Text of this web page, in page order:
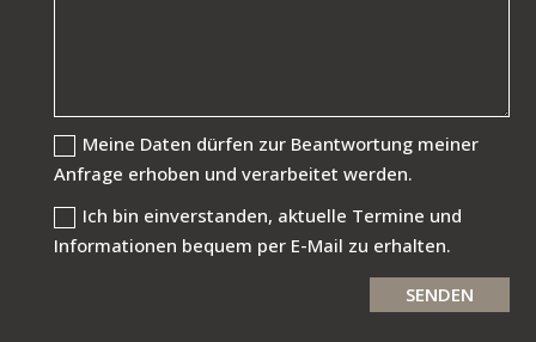
Meine Daten dürfen zur Beantwortung meiner
Anfrage erhoben und verarbeitet werden.
Ich bin einverstanden, aktuelle Termine und
Informationen bequem per E-Mail zu erhalten.
SENDEN